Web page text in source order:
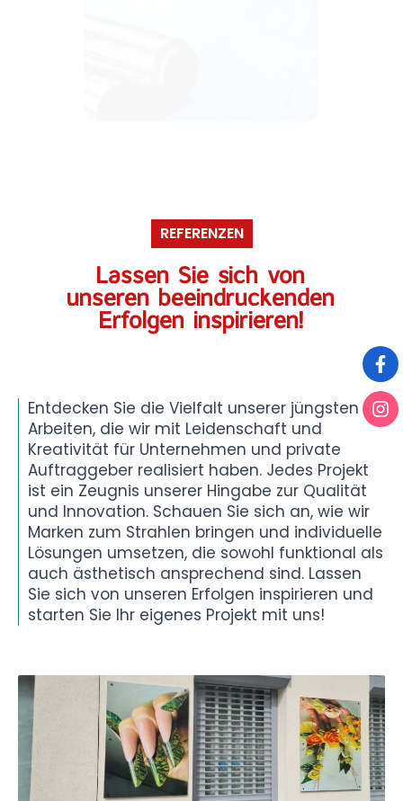
REFERENZEN
Lassen Sie sich von
unseren beeindruckenden
Erfolgen inspirieren!
Entdecken Sie die Vielfalt unserer jüngsten
Arbeiten, die wir mit Leidenschaft und
Kreativität für Unternehmen und private
Auftraggeber realisiert haben. Jedes Projekt
ist ein Zeugnis unserer Hingabe zur Qualität
und Innovation. Schauen Sie sich an, wie wir
Marken zum Strahlen bringen und individuelle
Lösungen umsetzen, die sowohl funktional als
auch ästhetisch ansprechend sind. Lassen
Sie sich von unseren Erfolgen inspirieren und
starten Sie Ihr eigenes Projekt mit uns!